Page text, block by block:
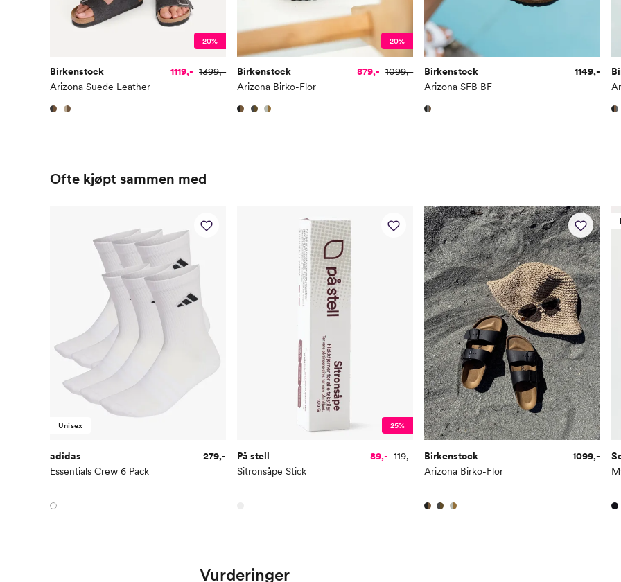
20%
Birkenstock
Arizona Suede Leather
1119,- 1399,-
20%
Birkenstock
Arizona Birko-Flor
879,- 1099,-
Birkenstock
Arizona SFB BF
1149,-
Ofte kjøpt sammen med
Unisex
adidas
Essentials Crew 6 Pack
279,-
25%
På stell
Sitronsåpe Stick
89,- 119,-
Birkenstock
Arizona Birko-Flor
1099,-
Vurderinger